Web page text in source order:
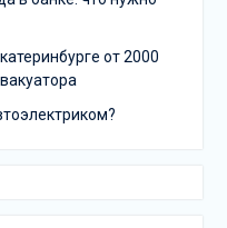
от 2000